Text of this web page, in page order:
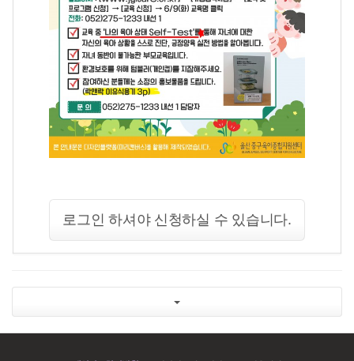
로그인 하셔야 신청하실 수 있습니다.